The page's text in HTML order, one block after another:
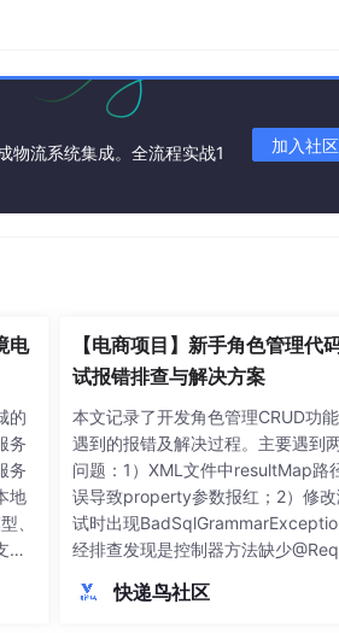
物流系统集成。全流程实战1
加入社区
电
的
务
务
地
、
【电商项目】新手角色管理代
试报错排查与解决方案
本文记录了开发角色管理CRUD功
遇到的报错及解决过程。主要遇到
问题：1）XML文件中resultMap路
误导致property参数报红；2）修
试时出现
经排查发现是控制器方法缺少
无法转为Java对象，最终SQL执行
快递鸟社区